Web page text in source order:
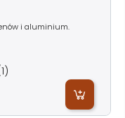
i aluminium.